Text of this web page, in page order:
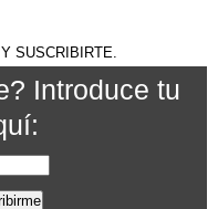
SUSCRIBIRTE.
Introduce tu